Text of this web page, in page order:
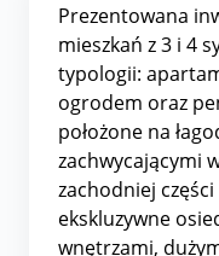
Prezentowana
mieszkań z 3 i 4
typologii:
ogrodem oraz
położone na
zachwycającymi
zachodniej
ekskluzywne
wnętrzami,